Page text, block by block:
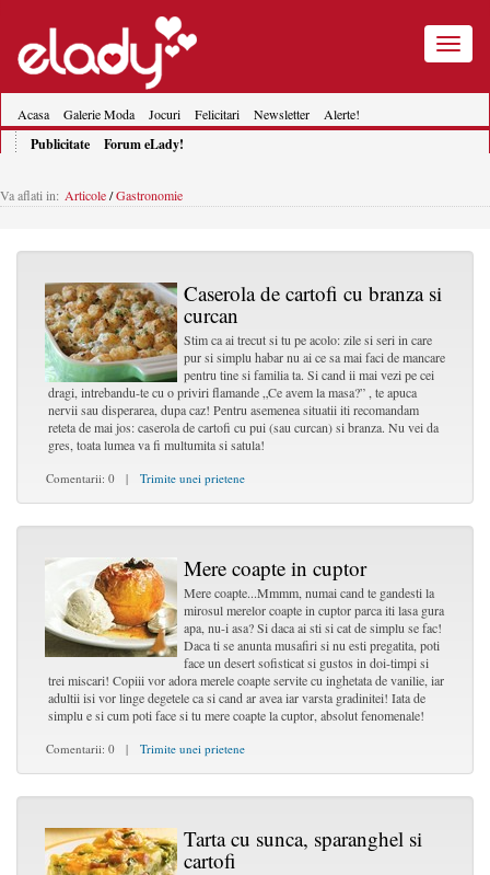
Toggle
Acasa Galerie Moda Jocuri Felicitari Newsletter Alerte!
Publicitate Forum eLady!
Va aflati in: Articole/Gastronomie
Caserola de cartofi cu branza si
curcan
Stim ca ai trecut si tu pe acolo: zile si seri in care
pur si simplu habar nu ai ce sa mai faci de mancare
pentru tine si familia ta. Si cand ii mai vezi pe cei
dragi, intrebandu-te cu o priviri flamande „Ce avem la masa?” , te apuca
nervii sau disperarea, dupa caz! Pentru asemenea situatii iti recomandam
reteta de mai jos: caserola de cartofi cu pui (sau curcan) si branza. Nu vei da
gres, toata lumea va fi multumita si satula!
Comentarii: 0 | Trimite unei prietene
Mere coapte in cuptor
Mere coapte...Mmmm, numai cand te gandesti la
mirosul merelor coapte in cuptor parca iti lasa gura
apa, nu-i asa? Si daca ai sti si cat de simplu se fac!
Daca ti se anunta musafiri si nu esti pregatita, poti
face un desert sofisticat si gustos in doi-timpi si
trei miscari! Copiii vor adora merele coapte servite cu inghetata de vanilie, iar
adultii isi vor linge degetele ca si cand ar avea iar varsta gradinitei! Iata de
simplu e si cum poti face si tu mere coapte la cuptor, absolut fenomenale!
Comentarii: 0 | Trimite unei prietene
Tarta cu sunca, sparanghel si
cartofi